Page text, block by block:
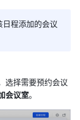
程添加的会议
选择需要预约会议
会议室。